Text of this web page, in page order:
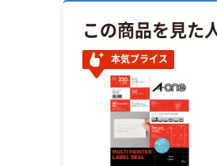
この商品を見た
本気プライス